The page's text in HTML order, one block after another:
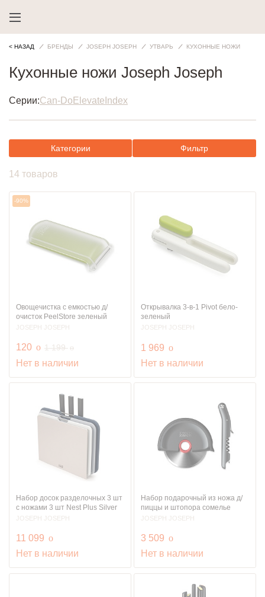
< НАЗАД БРЕНДЫ JOSEPH JOSEPH УТВАРЬ КУХОННЫЕ НОЖИ
Кухонные ножи Joseph Joseph
Серии:Can-Do Elevate Index
Категории Фильтр
14 товаров
-90%
Овощечистка с емкостью д/
очисток PeelStore зеленый
JOSEPH JOSEPH
120 руб.
o 1 199руб.
o
Нет в наличии
Открывалка 3-в-1 Pivot бело-
зеленый
JOSEPH JOSEPH
1 969 руб.
o
Нет в наличии
Набор досок разделочных 3 шт
с ножами 3 шт Nest Plus Silver
JOSEPH JOSEPH
11 099 руб.
o
Нет в наличии
Набор подарочный из ножа д/
пиццы и штопора сомелье
JOSEPH JOSEPH
3 509 руб.
o
Нет в наличии